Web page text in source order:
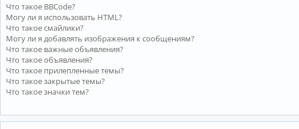
Что такое BBCode?
Могу ли я использовать HTML?
Что такое смайлики?
Могу ли я добавлять изображения к сообщениям?
Что такое важные объявления?
Что такое объявления?
Что такое прилепленные темы?
Что такое закрытые темы?
Что такое значки тем?